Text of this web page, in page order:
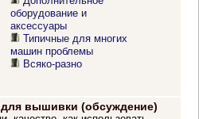
оборудование и
аксессуары
Типичные для многих
машин проблемы
Всяко-разно
вышивки (обсуждение)